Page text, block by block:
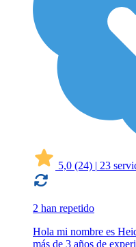
5,0 (24) | 23
2 han repetido
Hola mi nombre es
más de 3 años de